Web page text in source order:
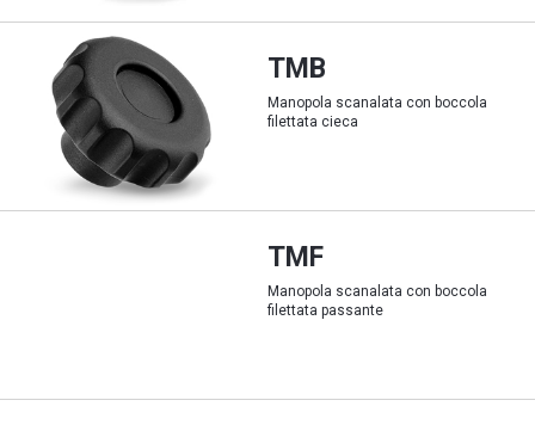
TMB
Manopola scanalata con boccola
filettata cieca
TMF
Manopola scanalata con boccola
filettata passante